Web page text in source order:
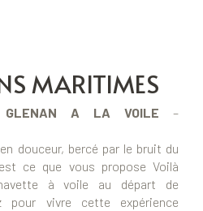
MARITIMES
GLENAN A LA VOILE –
douceur, bercé par le bruit du
ce que vous propose Voilà
à voile au départ de
pour vivre cette expérience